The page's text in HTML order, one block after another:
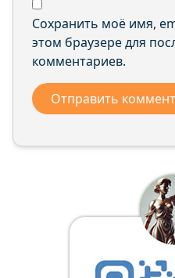
Сохранить моё имя,
этом браузере для
комментариев.